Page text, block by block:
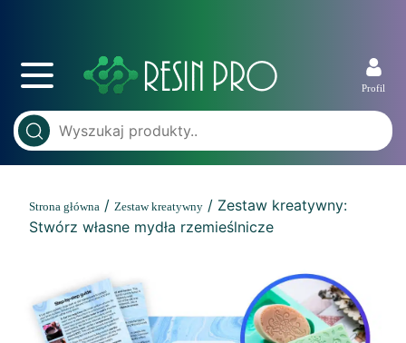
Profil
Strona główna / Zestaw kreatywny / Zestaw kreatywny:
Stwórz własne mydła rzemieślnicze